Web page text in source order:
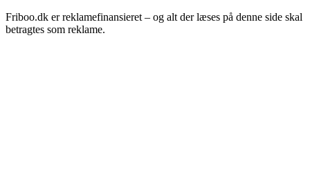
Friboo.dk er reklamefinansieret – og alt der læses på denne side skal
betragtes som reklame.